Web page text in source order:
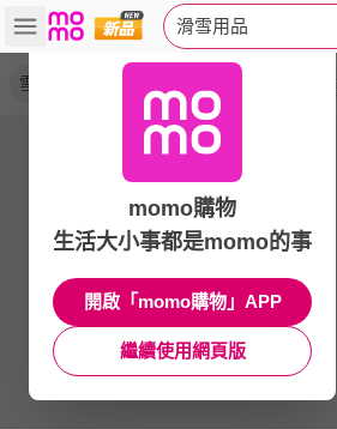
滑雪用品
雪鏡
momo購物
生活大小事都是momo的事
開啟「momo購物」APP
繼續使用網頁版